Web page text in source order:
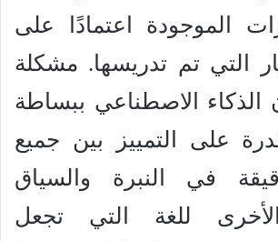
الموجودة اعتمادًا على
التي تم تدريسها. مشكلة
الاصطناعي ببساطة
على التمييز بين جميع
في النبرة والسياق
للغة التي تجعل